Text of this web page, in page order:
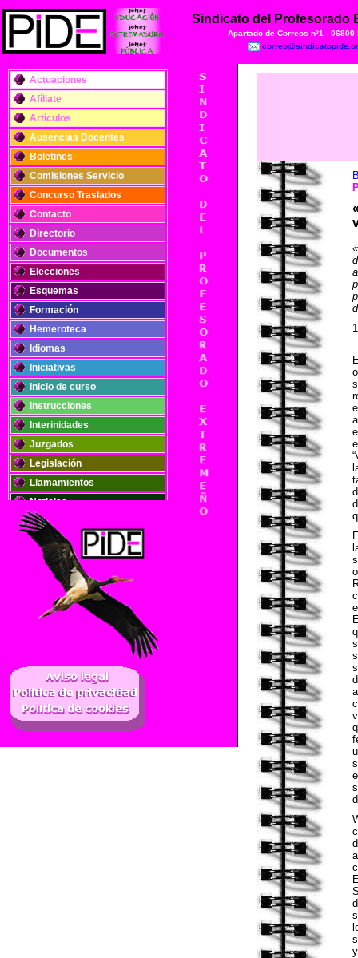
Sindicato del Profesorado
Apartado de Correos nº1 - 06800
Actuaciones
Afíliate
Artículos
Ausencias Docentes
Boletines
Comisiones Servicio
Concurso Traslados
Contacto
Directorio
Documentos
Elecciones
Esquemas
Formación
Hemeroteca
Idiomas
Iniciativas
Inicio de curso
Instrucciones
Interinidades
Juzgados
Legislación
Llamamientos
Noticias
Oposiciones
Plantillas
Publicaciones
Registros
Retribuciones
Solidaridad